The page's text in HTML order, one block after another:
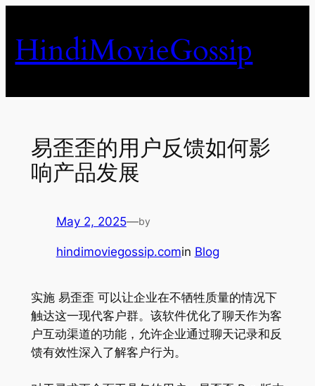
content
HindiMovieGossip
易歪歪的用户反馈如何影
响产品发展
May 2, 2025—by
hindimoviegossip.comin Blog
实施 易歪歪 可以让企业在不牺牲质量的情况下
触达这一现代客户群。该软件优化了聊天作为客
户互动渠道的功能，允许企业通过聊天记录和反
馈有效性深入了解客户行为。